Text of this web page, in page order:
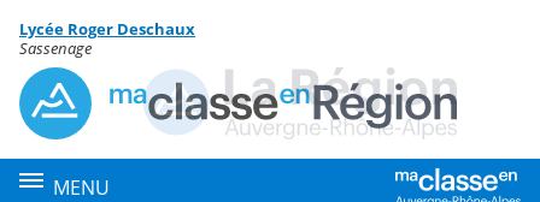
Menu de la rubrique
Contenu
Lycée Roger Deschaux
Sassenage
MENU